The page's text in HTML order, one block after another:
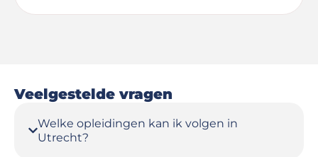
Veelgestelde vragen
Welke opleidingen kan ik volgen in
Utrecht?